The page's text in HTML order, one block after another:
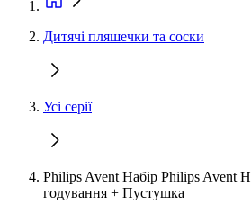
Дитячі пляшечки та соски
Усі серії
Philips Avent Набір Philips Avent
годування + Пустушка